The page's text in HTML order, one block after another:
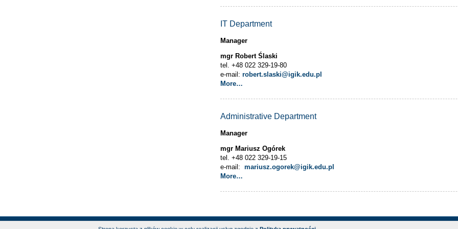
IT Department
Manager
mgr Robert Ślaski
tel. +48 022 329-19-80
e-mail: robert.slaski@igik.edu.pl
More…
Administrative Department
Manager
mgr Mariusz Ogórek
tel. +48 022 329-19-15
e-mail: mariusz.ogorek@igik.edu.pl
More…
Copyright © Instytut Geodezji i Kartografii 2026 |Deklaracje dostępności|Polityka prywatności